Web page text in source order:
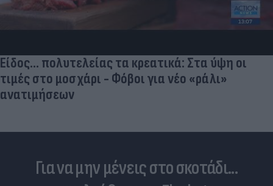
Είδος... πολυτελείας τα κρεατικά: Στα ύψη οι
τιμές στο μοσχάρι - Φόβοι για νέο «ράλι»
ανατιμήσεων
Για να μην μένεις στο σκοτάδι...